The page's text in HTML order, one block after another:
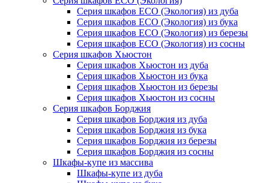
Серия шкафов ECO (Экология) из дуба
Серия шкафов ECO (Экология) из бука
Серия шкафов ECO (Экология) из березы
Серия шкафов ECO (Экология) из сосны
Серия шкафов Хьюстон
Серия шкафов Хьюстон из дуба
Серия шкафов Хьюстон из бука
Серия шкафов Хьюстон из березы
Серия шкафов Хьюстон из сосны
Серия шкафов Борджия
Серия шкафов Борджия из дуба
Серия шкафов Борджия из бука
Серия шкафов Борджия из березы
Серия шкафов Борджия из сосны
Шкафы-купе из массива
Шкафы-купе из дуба